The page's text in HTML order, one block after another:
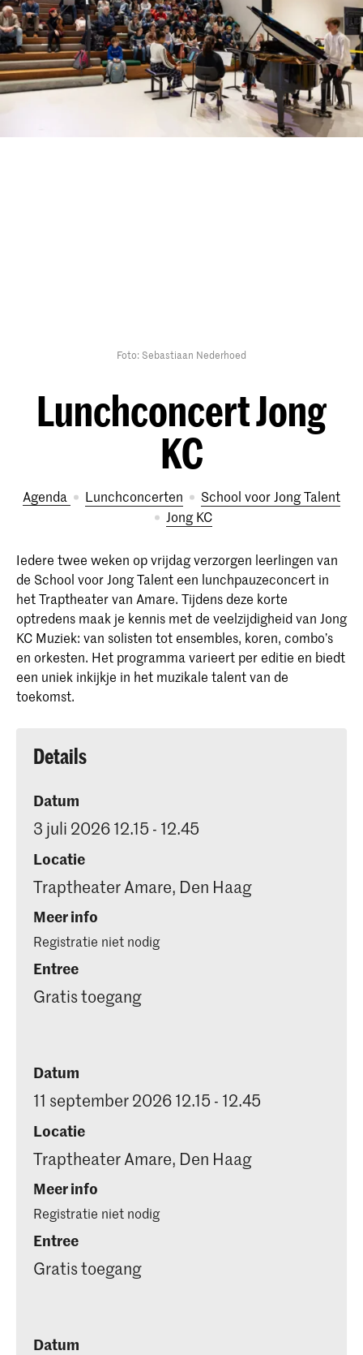
Foto: Sebastiaan Nederhoed
Lunchconcert Jong
KC
Agenda Lunchconcerten
School voor Jong Talent
Jong KC
Iedere twee weken op vrijdag verzorgen leerlingen van
de School voor Jong Talent een lunchpauzeconcert in
het Traptheater van Amare. Tijdens deze korte
optredens maak je kennis met de veelzijdigheid van Jong
KC Muziek: van solisten tot ensembles, koren, combo’s
en orkesten. Het programma varieert per editie en biedt
een uniek inkijkje in het muzikale talent van de
toekomst.
Details
Datum
3 juli 2026 12.15 - 12.45
Locatie
Traptheater Amare, Den Haag
Meer info
Registratie niet nodig
Entree
Gratis toegang
Datum
11 september 2026 12.15 - 12.45
Locatie
Traptheater Amare, Den Haag
Meer info
Registratie niet nodig
Entree
Gratis toegang
Datum